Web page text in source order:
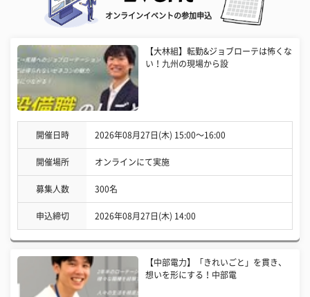
オンラインイベントの参加申込
【大林組】転勤&ジョブローテは怖くな
い！九州の現場から設
開催日時 2026年08月27日(木) 15:00〜16:00
開催場所 オンラインにて実施
募集人数 300名
申込締切 2026年08月27日(木) 14:00
【中部電力】「きれいごと」を貫き、
想いを形にする！中部電